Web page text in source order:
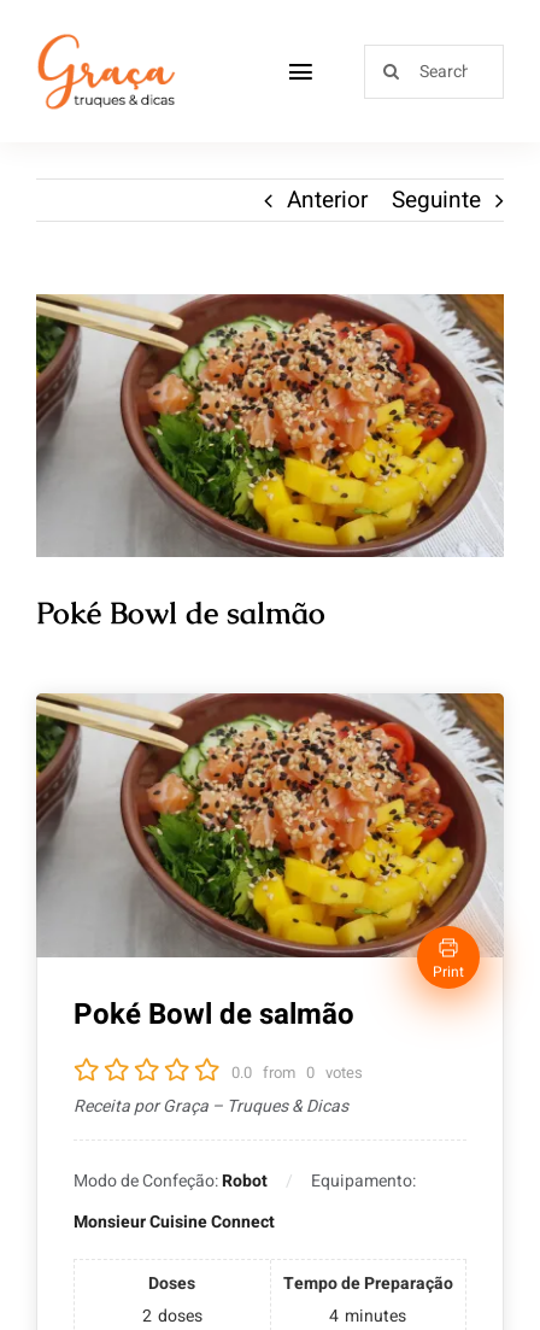
Receitas
Sobre
Loja
Blog
Contactos
Anterior Seguinte
Poké Bowl de salmão
Print
Poké Bowl de salmão
0.0 from 0 votes
Receita por Graça – Truques & Dicas
Modo de Confeção:Robot
Equipamento:
Monsieur Cuisine Connect
Doses
2 doses
Tempo de Preparação
4 minutes